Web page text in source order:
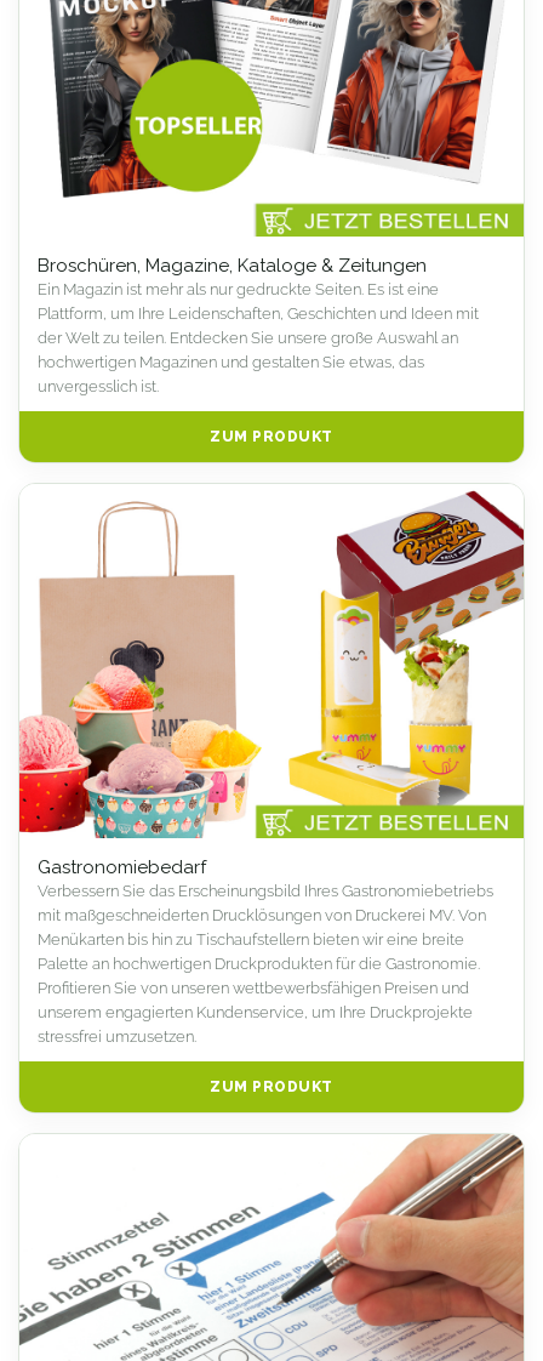
Broschüren, Magazine, Kataloge & Zeitungen
Ein Magazin ist mehr als nur gedruckte Seiten. Es ist eine
Plattform, um Ihre Leidenschaften, Geschichten und Ideen mit
der Welt zu teilen. Entdecken Sie unsere große Auswahl an
hochwertigen Magazinen und gestalten Sie etwas, das
unvergesslich ist.
ZUM PRODUKT
Gastronomiebedarf
Verbessern Sie das Erscheinungsbild Ihres Gastronomiebetriebs
mit maßgeschneiderten Drucklösungen von Druckerei MV. Von
Menükarten bis hin zu Tischaufstellern bieten wir eine breite
Palette an hochwertigen Druckprodukten für die Gastronomie.
Profitieren Sie von unseren wettbewerbsfähigen Preisen und
unserem engagierten Kundenservice, um Ihre Druckprojekte
stressfrei umzusetzen.
ZUM PRODUKT